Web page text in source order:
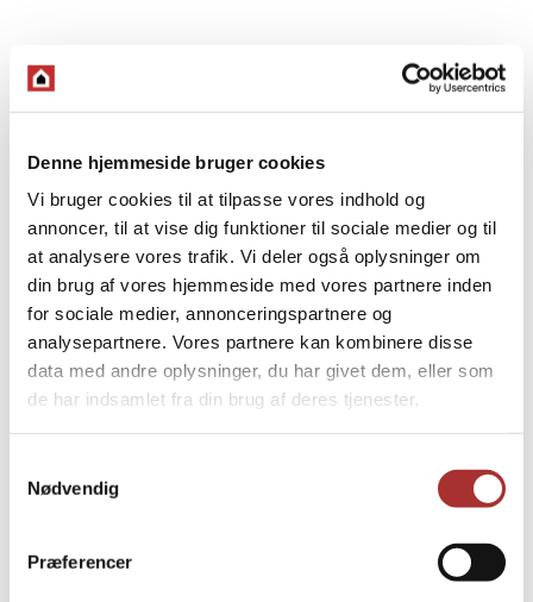
Denne hjemmeside bruger cookies
Vi bruger cookies til at tilpasse vores indhold og
annoncer, til at vise dig funktioner til sociale medier og til
at analysere vores trafik. Vi deler også oplysninger om
din brug af vores hjemmeside med vores partnere inden
for sociale medier, annonceringspartnere og
analysepartnere. Vores partnere kan kombinere disse
data med andre oplysninger, du har givet dem, eller som
de har indsamlet fra din brug af deres tjenester.
Nødvendig
Præferencer